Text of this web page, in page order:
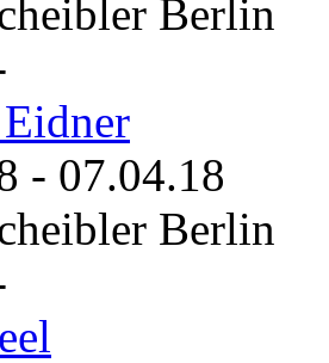
Berlin
- 07.04.18
Berlin